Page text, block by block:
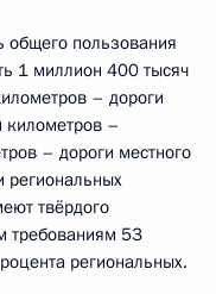
общего пользования
1 миллион 400 тысяч
– дороги
километров –
– дороги местного
региональных
твёрдого
требованиям 53
региональных.